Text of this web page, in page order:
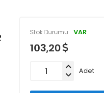
Stok Durumu: VAR
103,20
Adet